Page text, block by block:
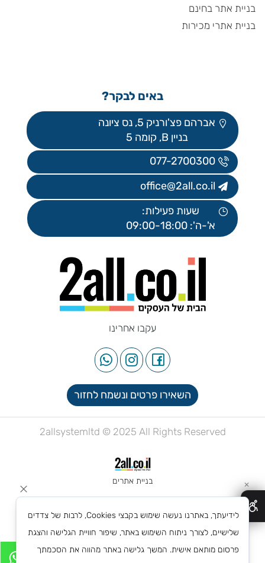
בניית אתר בחינם
בניית אתרי מכירות
באים לבקר?
אברהם פצ'ורניק 5, נס ציונה
בניין B, קומה 5
077-2700300
office@2all.co.il
שעות פעילות:
א'-ה': 09:00-18:00
עקבו אחרינו
השאירו פרטים ונשמח לחזור
2allsystemltd © 2025 All Rights Reserved
בניית אתרים ✕
לידיעתך, באתרנו נעשה שימוש בקבצי Cookies, לרבות של צדדים
שלישיים, לצורך ניתוח השימוש באתר, שיפור חוויית הגלישה והצגת
פרסום מותאם אישית. המשך גלישה באתר מהווה את הסכמתך